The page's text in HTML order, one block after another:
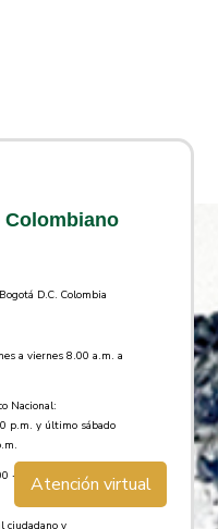
D.C. Colombia
a viernes 8.00 a.m. a
Nacional:
p.m. y último sábado
- (601) 220 0100 -
ciudadano y
Atención virtual